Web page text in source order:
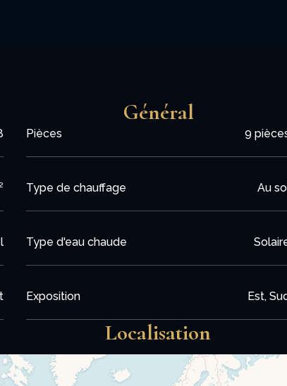
mènent à de vastes terrasses exposées Sud et
cosy et élégante.
Général
Pièces 9
Type de chauffage Au
Type d'eau chaude
Exposition Est,
Localisation